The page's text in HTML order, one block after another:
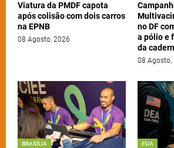
Viatura da PMDF capota
após colisão com dois carros
na EPNB
08 Agosto, 2026
no DF
a pólio e
da
08 Agosto,
BRASÍLIA EUA